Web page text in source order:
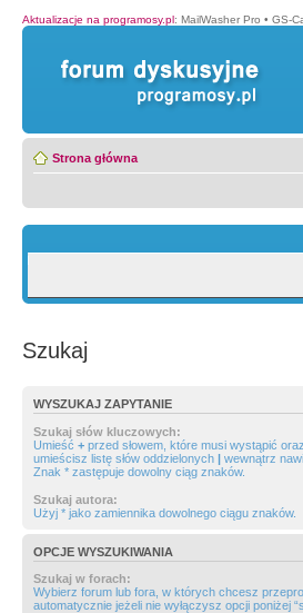
Aktualizacje na programosy.pl: MailWasher Pro • GS-
Strona główna
Szukaj
WYSZUKAJ ZAPYTANIE
Szukaj słów kluczowych:
Umieść + przed słowem, które musi wystąpić oraz
umieścisz listę słów oddzielonych | wewnątrz
Znak * zastępuje dowolny ciąg znaków.
Szukaj autora:
Użyj * jako zamiennika dowolnego ciągu znaków.
OPCJE WYSZUKIWANIA
Szukaj w forach:
Wybierz forum lub fora, w których chcesz
automatycznie jeżeli nie wyłączysz opcji poniżej